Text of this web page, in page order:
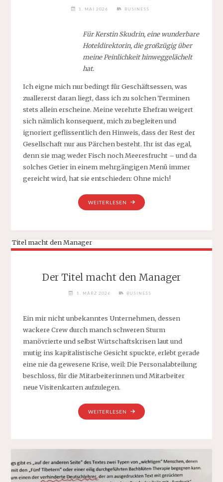
1. MAI 2026 BUSINESS
Für Kerstin Skudrin, eine wunderbare
Hoteldirektorin, die großzügig über
meine Peinlichkeit hinweggelächelt
hat.
Ich eigne mich nur bedingt für Geschäftsessen, was
zuallererst daran liegt, dass ich zu solchen Terminen
stets allein erscheine. Meine verehrte Ehefrau weigert
sich nämlich konsequent, mich zu begleiten und
ignoriert geflissentlich den Hinweis, dass der Rest der
Gesellschaft nur aus Pärchen besteht. Ihr ist das egal,
denn sie mag weder Fisch noch Meeresfrucht – und da
solches Getier in einem mehrgängigen Menü immer
gereicht wird, hat sie entschieden: Ohne mich!
WEITERLESEN
„VON
AUSSEN N
NNEN, O
Der Titel macht den Manager
1. MÄRZ 2026 BUSINESS
Ein mir nicht unbekanntes Unternehmen, dessen
wackere Crew durch manch schweren Sturm
manövrierte und selbst Wirtschaftskrisen laut und
mutig ins kapitalistische Gesicht spuckte, erlebt gerade
eine nie da gewesene Krise, weil: Die Personalabteilung
beschloss, für die Mitarbeiterinnen und Mitarbeiter
neue Visitenkarten aufzulegen.
WEITERLESEN
„DER
TITEL
DEN
MANAGER“